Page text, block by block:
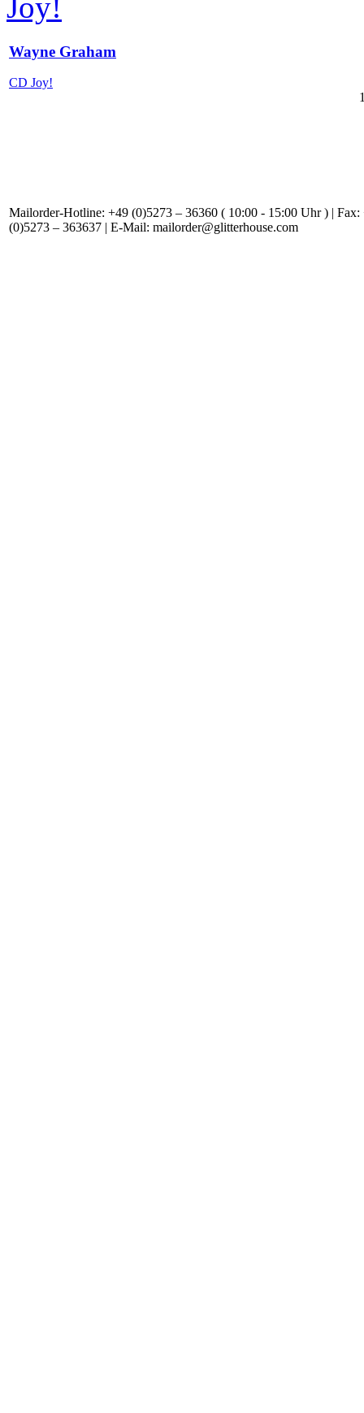
Wayne Graham
CD Joy!
Mailorder-Hotline: +49 (0)5273 – 36360 ( 10:00 - 15:00 Uhr ) | Fax:
(0)5273 – 363637 | E-Mail: mailorder@glitterhouse.com